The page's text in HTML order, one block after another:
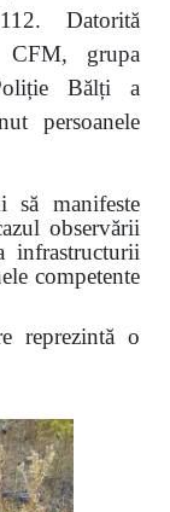
Datorită
CFM, grupa
Bălți a
persoanele
să manifeste
observării
infrastructurii
competente
reprezintă o